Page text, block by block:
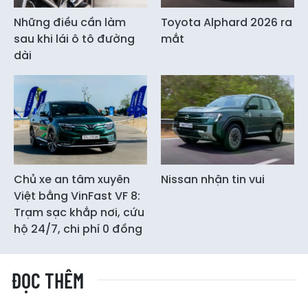
Những điều cần làm
sau khi lái ô tô đường
dài
Toyota Alphard 2026 ra
mắt
Chủ xe an tâm xuyên
Việt bằng VinFast VF 8:
Trạm sạc khắp nơi, cứu
hộ 24/7, chi phí 0 đồng
Nissan nhận tin vui
ĐỌC THÊM